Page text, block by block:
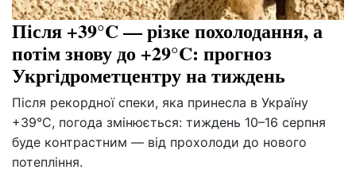
Після +39°C — різке похолодання, а
потім знову до +29°C: прогноз
Укргідрометцентру на тиждень
Після рекордної спеки, яка принесла в Україну
+39°C, погода змінюється: тиждень 10–16 серпня
буде контрастним — від прохолоди до нового
потепління.